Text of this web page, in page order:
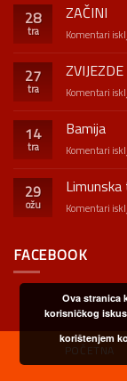
28
tra
ZAČINI
Komentari
27
tra Komentari
14
tra
Bamija
Komentari
29
ožu Komentari
FACEBOOK
POČETNA
Ova stranica
korisničkog
korištenjem